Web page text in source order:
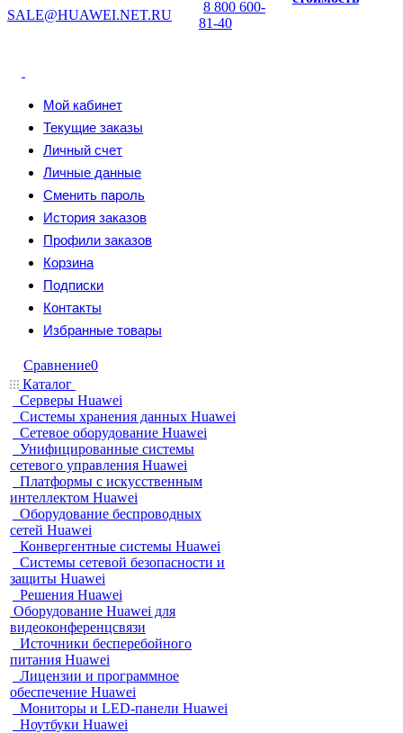
SALE@HUAWEI.NET.RU
8 800 600-
81-40
Мой кабинет
Текущие заказы
Личный счет
Личные данные
Сменить пароль
История заказов
Профили заказов
Корзина
Подписки
Контакты
Избранные товары
Сравнение0
Каталог
Серверы Huawei
Системы хранения данных Huawei
Сетевое оборудование Huawei
Унифицированные системы
сетевого управления Huawei
Платформы с искусственным
интеллектом Huawei
Оборудование беспроводных
сетей Huawei
Конвергентные системы Huawei
Системы сетевой безопасности и
защиты Huawei
Решения Huawei
Оборудование Huawei для
видеоконференцсвязи
Источники бесперебойного
питания Huawei
Лицензии и программное
обеспечение Huawei
Мониторы и LED-панели Huawei
Ноутбуки Huawei